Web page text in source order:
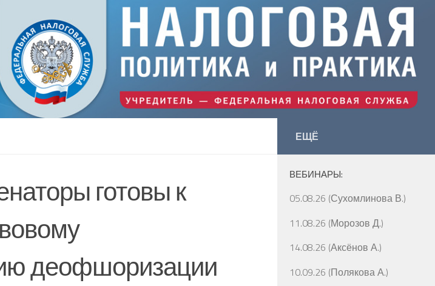
готовы к
деофшоризации
ЕЩЁ
ВЕБИНАРЫ:
05.08.26 (Сухомлинова В.)
11.08.26 (Морозов Д.)
14.08.26 (Аксёнов А.)
10.09.26 (Полякова А.)